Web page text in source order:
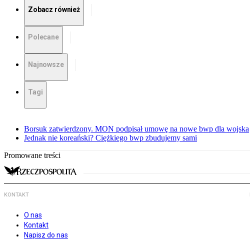
Zobacz również
Polecane
Najnowsze
Tagi
Borsuk zatwierdzony. MON podpisał umowę na nowe bwp dla wojska
Jednak nie koreański? Ciężkiego bwp zbudujemy sami
Promowane treści
KONTAKT
O nas
Kontakt
Napisz do nas